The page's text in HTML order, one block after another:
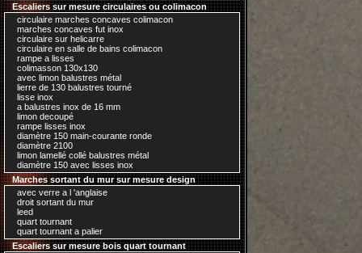
Escaliers sur mesure circulaires ou colimacon
circulaire marches concaves colimacon
marches concaves fut inox
circulaire sur helicarre
circulaire en salle de bains colimacon
rampe a lisses
colimasson 130x130
avec limon balustres métal
lierre de 130 balustres tourné
lisse inox
a balustres inox de 16 mm
limon decoupé
rampe lisses inox
diamètre 150 main-courante ronde
diamètre 2100
limon lamellé collé balustres métal
diamètre 150 avec lisses inox
Marches sortant du mur sur mesure design
avec verre a l 'anglaise
droit sortant du mur
leed
quart tournant
quart tournant a palier
Escaliers sur mesure bois quart tournant